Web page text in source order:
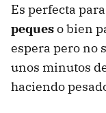
Es perfecta
pequeso bien
espera pero no
unos minutos
haciendo